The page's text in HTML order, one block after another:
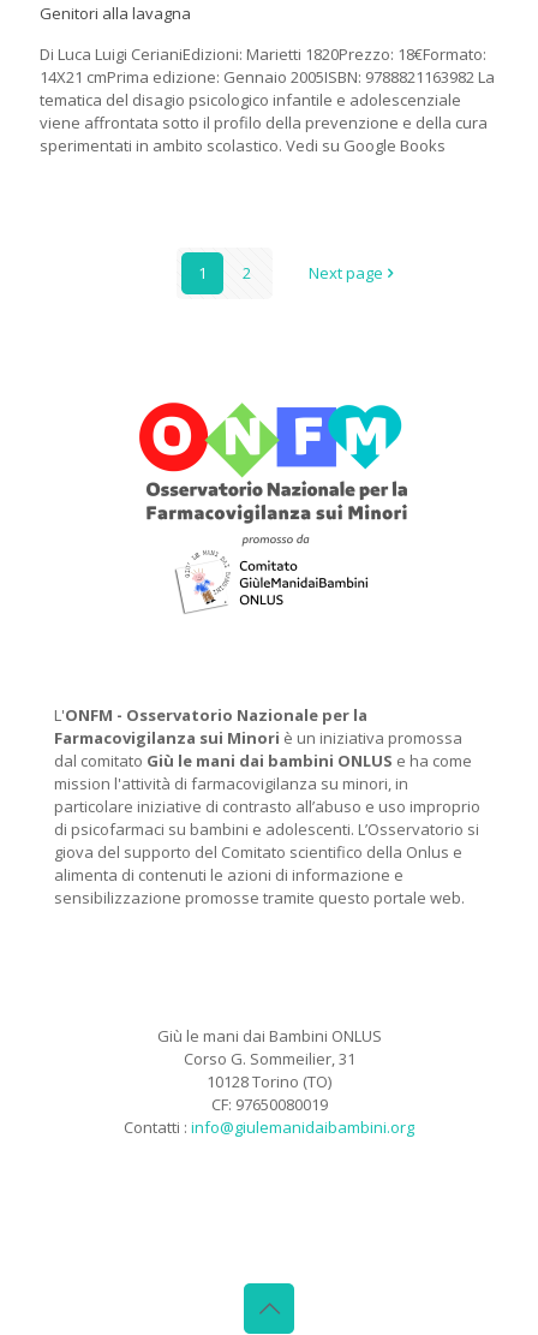
Genitori alla lavagna
Di Luca Luigi CerianiEdizioni: Marietti 1820Prezzo: 18€Formato:
14X21 cmPrima edizione: Gennaio 2005ISBN: 9788821163982 La
tematica del disagio psicologico infantile e adolescenziale
viene affrontata sotto il profilo della prevenzione e della cura
sperimentati in ambito scolastico. Vedi su Google Books
1 2 Next page
L'ONFM - Osservatorio Nazionale per la
Farmacovigilanza sui Minori è un iniziativa promossa
dal comitato Giù le mani dai bambini ONLUS e ha come
mission l'attività di farmacovigilanza su minori, in
particolare iniziative di contrasto all’abuso e uso improprio
di psicofarmaci su bambini e adolescenti. L’Osservatorio si
giova del supporto del Comitato scientifico della Onlus e
alimenta di contenuti le azioni di informazione e
sensibilizzazione promosse tramite questo portale web.
Giù le mani dai Bambini ONLUS
Corso G. Sommeilier, 31
10128 Torino (TO)
CF: 97650080019
Contatti : info@giulemanidaibambini.org